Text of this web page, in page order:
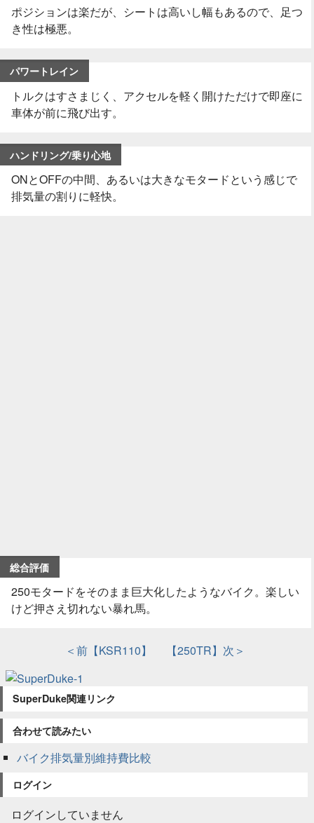
ポジションは楽だが、シートは高いし幅もあるので、足つ
き性は極悪。
パワートレイン
トルクはすさまじく、アクセルを軽く開けただけで即座に
車体が前に飛び出す。
ハンドリング/乗り心地
ONとOFFの中間、あるいは大きなモタードという感じで
排気量の割りに軽快。
総合評価
250モタードをそのまま巨大化したようなバイク。楽しい
けど押さえ切れない暴れ馬。
＜前【KSR110】 【250TR】次＞
SuperDuke関連リンク
合わせて読みたい
バイク排気量別維持費比較
ログイン
ログインしていません